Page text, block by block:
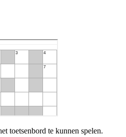
toetsenbord te kunnen spelen.